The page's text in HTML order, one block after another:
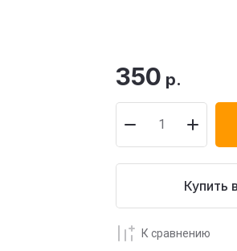
350 р.
Купить
К сравнению